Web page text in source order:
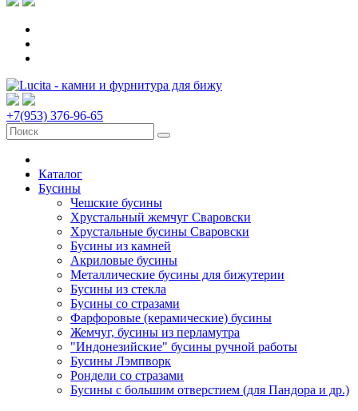
+7(953) 376-96-65
Каталог
Бусины
Чешские бусины
Хрустальный жемчуг Сваровски
Хрустальные бусины Сваровски
Бусины из камней
Акриловые бусины
Металлические бусины для бижутерии
Бусины из стекла
Бусины со стразами
Фарфоровые (керамические) бусины
Жемчуг, бусины из перламутра
"Индонезийские" бусины ручной работы
Бусины Лэмпворк
Рондели со стразами
Бусины с большим отверстием (для Пандора и др.)